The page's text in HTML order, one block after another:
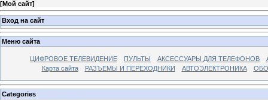
[Мой сайт]
Вход на сайт
Меню сайта
ЦИФРОВОЕ ТЕЛЕВИДЕНИЕ ПУЛЬТЫ АКСЕССУАРЫ ДЛЯ ТЕЛЕФОНОВ
Карта сайта
РАЗЪЕМЫ И ПЕРЕХОДНИКИ АВТОЭЛЕКТРОНИКА
Categories